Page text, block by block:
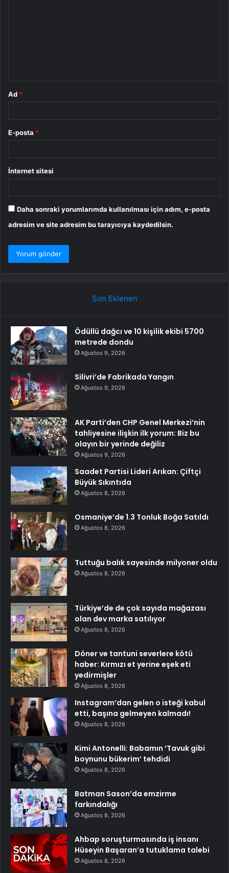
Ad *
E-posta *
İnternet sitesi
Daha sonraki yorumlarımda kullanılması için adım, e-posta
adresim ve site adresim bu tarayıcıya kaydedilsin.
Son Eklenen
Ödüllü dağcı ve 10 kişilik ekibi 5700
metrede dondu
Ağustos 9, 2026
Silivri’de Fabrikada Yangın
Ağustos 9, 2026
AK Parti’den CHP Genel Merkezi’nin
tahliyesine ilişkin ilk yorum: Biz bu
olayın bir yerinde değiliz
Ağustos 9, 2026
Saadet Partisi Lideri Arıkan: Çiftçi
Büyük Sıkıntıda
Ağustos 8, 2026
Osmaniye’de 1.3 Tonluk Boğa Satıldı
Ağustos 8, 2026
Tuttuğu balık sayesinde milyoner oldu
Ağustos 8, 2026
Türkiye’de de çok sayıda mağazası
olan dev marka satılıyor
Ağustos 8, 2026
Döner ve tantuni severlere kötü
haber: Kırmızı et yerine eşek eti
yedirmişler
Ağustos 8, 2026
Instagram’dan gelen o isteği kabul
etti, başına gelmeyen kalmadı!
Ağustos 8, 2026
Kimi Antonelli: Babamın ‘Tavuk gibi
boynunu bükerim’ tehdidi
Ağustos 8, 2026
Batman Sason’da emzirme
farkındalığı
Ağustos 8, 2026
Ahbap soruşturmasında iş insanı
Hüseyin Başaran’a tutuklama talebi
Ağustos 8, 2026